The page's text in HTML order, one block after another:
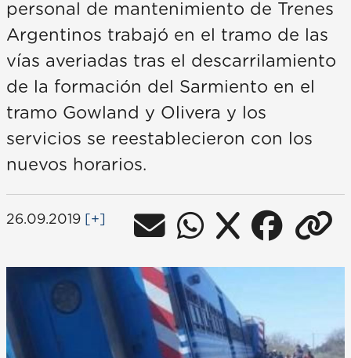
personal de mantenimiento de Trenes
Argentinos trabajó en el tramo de las
vías averiadas tras el descarrilamiento
de la formación del Sarmiento en el
tramo Gowland y Olivera y los
servicios se reestablecieron con los
nuevos horarios.
26.09.2019 [+]